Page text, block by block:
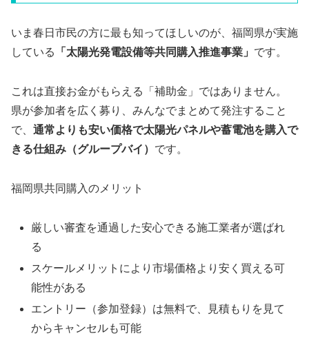
いま春日市民の方に最も知ってほしいのが、福岡県が実施
している
「太陽光発電設備等共同購入推進事業」 です。
これは直接お金がもらえる「補助金」ではありません。
県が参加者を広く募り、みんなでまとめて発注すること
で、 通常よりも安い価格で太陽光パネルや蓄電池を購入で
きる仕組み（グループバイ） です。
福岡県共同購入のメリット
厳しい審査を通過した安心できる施工業者が選ばれ
る
スケールメリットにより市場価格より安く買える可
能性がある
エントリー（参加登録）は無料で、見積もりを見て
からキャンセルも可能